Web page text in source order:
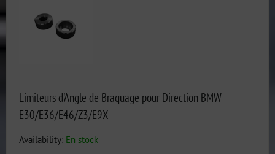
Limiteurs d'Angle de Braquage pour Direction BMW
E30/E36/E46/Z3/E9X
Availability: En stock